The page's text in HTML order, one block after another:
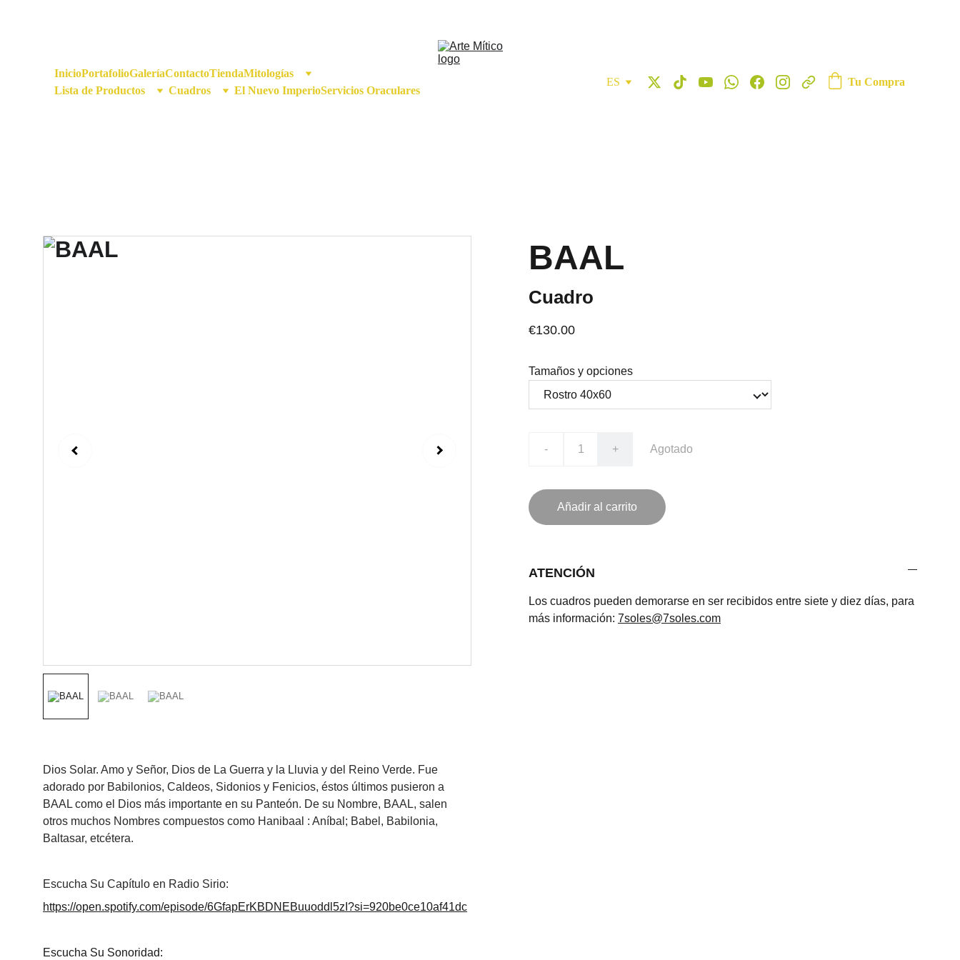
InicioPortafolioGaleríaContactoTiendaMitologías
Lista de Productos
Cuadros El Nuevo ImperioServicios Oraculares
ES Tu Compra
Dios Solar. Amo y Señor, Dios de La Guerra y la Lluvia y del Reino Verde. Fue
adorado por Babilonios, Caldeos, Sidonios y Fenicios, éstos últimos pusieron a
BAAL como el Dios más importante en su Panteón. De su Nombre, BAAL, salen
otros muchos Nombres compuestos como Hanibaal : Aníbal; Babel, Babilonia,
Baltasar, etcétera.
Escucha Su Capítulo en Radio Sirio:
https://open.spotify.com/episode/6GfapErKBDNEBuuoddl5zI?si=920be0ce10af41dc
Escucha Su Sonoridad:
BAAL
Cuadro
€130.00
Tamaños y opciones
- + Agotado
Añadir al carrito
ATENCIÓN
Los cuadros pueden demorarse en ser recibidos entre siete y diez días, para
más información: 7soles@7soles.com